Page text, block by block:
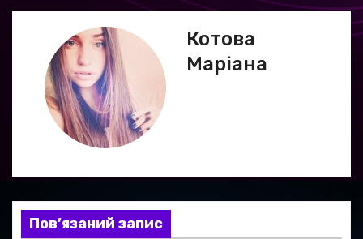
г
з
а
Котова
Маріана
Пов’язаний запис